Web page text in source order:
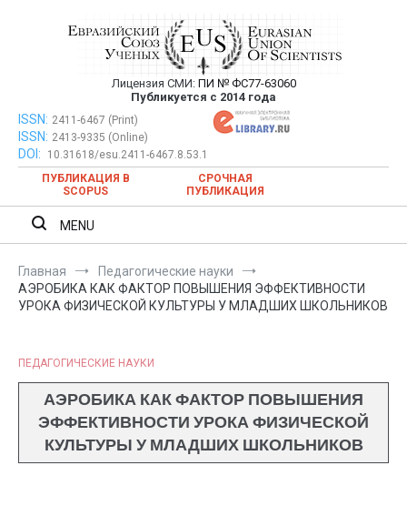
Евразийский Союз Ученых —
публикация научных статей в
ежемесячном научном журнале
Лицензия СМИ: ПИ № ФС77-63060
Публикуется с 2014 года
Евразийский Союз Ученых — публикация научных статей в
ежемесячном научном журнале
ISSN: 2411-6467 (Print)
ISSN: 2413-9335 (Online)
DOI:
10.31618/esu.2411-6467.8.53.1
ПУБЛИКАЦИЯ В
SCOPUS
СРОЧНАЯ
ПУБЛИКАЦИЯ
MENU
Главная
Педагогические науки
АЭРОБИКА КАК ФАКТОР ПОВЫШЕНИЯ ЭФФЕКТИВНОСТИ
УРОКА ФИЗИЧЕСКОЙ КУЛЬТУРЫ У МЛАДШИХ ШКОЛЬНИКОВ
ПЕДАГОГИЧЕСКИЕ НАУКИ
АЭРОБИКА КАК ФАКТОР ПОВЫШЕНИЯ
ЭФФЕКТИВНОСТИ УРОКА ФИЗИЧЕСКОЙ
КУЛЬТУРЫ У МЛАДШИХ ШКОЛЬНИКОВ